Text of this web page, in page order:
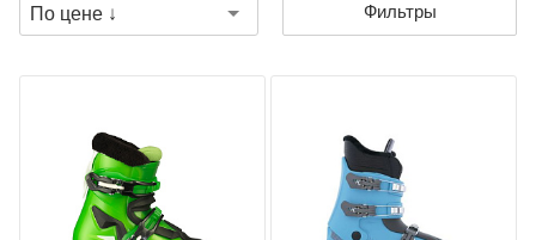
По цене ↓ Фильтры